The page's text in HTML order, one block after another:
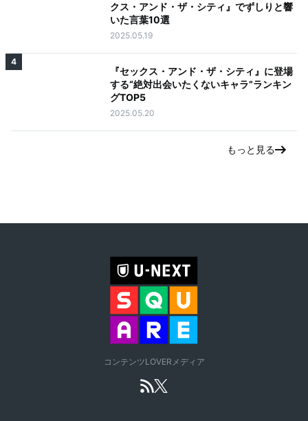
クス・アンド・ザ・シティ』でずしりと響
いた言葉10選
2025.05.19
4
『セックス・アンド・ザ・シティ』に登場
する“絶対出会いたくないキャラ”ランキン
グTOP5
2025.05.20
もっと見る
コンテンツLOVERメディア